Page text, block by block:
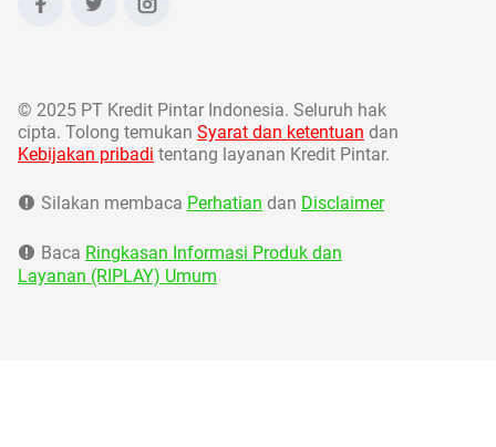
© 2025 PT Kredit Pintar Indonesia. Seluruh hak
cipta. Tolong temukan Syarat dan ketentuan dan
Kebijakan pribadi tentang layanan Kredit Pintar.
Silakan membaca Perhatian dan Disclaimer
Baca Ringkasan Informasi Produk dan
Layanan (RIPLAY) Umum